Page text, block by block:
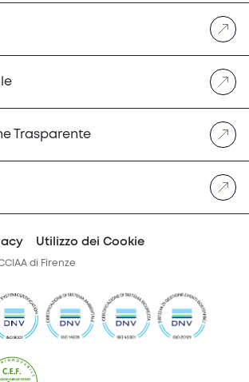
Trasparente
Utilizzo dei Cookie
di Firenze